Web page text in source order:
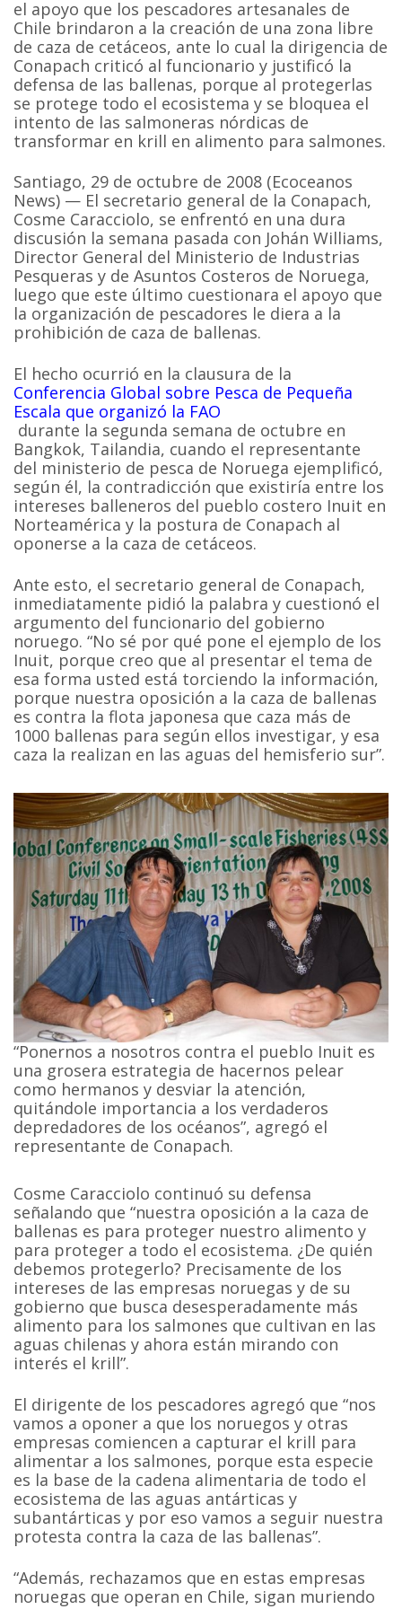
el apoyo que los pescadores artesanales de
Chile brindaron a la creación de una zona libre
de caza de cetáceos, ante lo cual la dirigencia de
Conapach criticó al funcionario y justificó la
defensa de las ballenas, porque al protegerlas
se protege todo el ecosistema y se bloquea el
intento de las salmoneras nórdicas de
transformar en krill en alimento para salmones.
Santiago, 29 de octubre de 2008 (Ecoceanos
News) — El secretario general de la Conapach,
Cosme Caracciolo, se enfrentó en una dura
discusión la semana pasada con Johán Williams,
Director General del Ministerio de Industrias
Pesqueras y de Asuntos Costeros de Noruega,
luego que este último cuestionara el apoyo que
la organización de pescadores le diera a la
prohibición de caza de ballenas.
El hecho ocurrió en la clausura de la
Conferencia Global sobre Pesca de Pequeña
Escala que organizó la FAO
durante la segunda semana de octubre en
Bangkok, Tailandia, cuando el representante
del ministerio de pesca de Noruega ejemplificó,
según él, la contradicción que existiría entre los
intereses balleneros del pueblo costero Inuit en
Norteamérica y la postura de Conapach al
oponerse a la caza de cetáceos.
Ante esto, el secretario general de Conapach,
inmediatamente pidió la palabra y cuestionó el
argumento del funcionario del gobierno
noruego. “No sé por qué pone el ejemplo de los
Inuit, porque creo que al presentar el tema de
esa forma usted está torciendo la información,
porque nuestra oposición a la caza de ballenas
es contra la flota japonesa que caza más de
1000 ballenas para según ellos investigar, y esa
caza la realizan en las aguas del hemisferio sur”.
“Ponernos a nosotros contra el pueblo Inuit es
una grosera estrategia de hacernos pelear
como hermanos y desviar la atención,
quitándole importancia a los verdaderos
depredadores de los océanos”, agregó el
representante de Conapach.
Cosme Caracciolo continuó su defensa
señalando que “nuestra oposición a la caza de
ballenas es para proteger nuestro alimento y
para proteger a todo el ecosistema. ¿De quién
debemos protegerlo? Precisamente de los
intereses de las empresas noruegas y de su
gobierno que busca desesperadamente más
alimento para los salmones que cultivan en las
aguas chilenas y ahora están mirando con
interés el krill”.
El dirigente de los pescadores agregó que “nos
vamos a oponer a que los noruegos y otras
empresas comiencen a capturar el krill para
alimentar a los salmones, porque esta especie
es la base de la cadena alimentaria de todo el
ecosistema de las aguas antárticas y
subantárticas y por eso vamos a seguir nuestra
protesta contra la caza de las ballenas”.
“Además, rechazamos que en estas empresas
noruegas que operan en Chile, sigan muriendo